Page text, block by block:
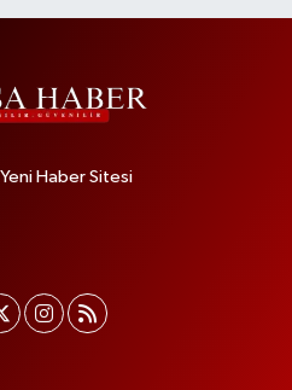
Haber Sitesi